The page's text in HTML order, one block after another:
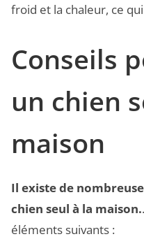
froid et la chaleur, ce
Conseils
un chien
maison
Il existe de
chien seul à la maison.
éléments suivants :